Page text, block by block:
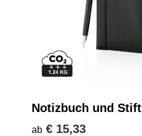
Notizbuch und Stift
ab € 15,33